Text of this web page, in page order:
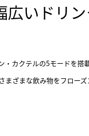
広いドリン
・カクテルの5モードを搭
まざまな飲み物をフローズ